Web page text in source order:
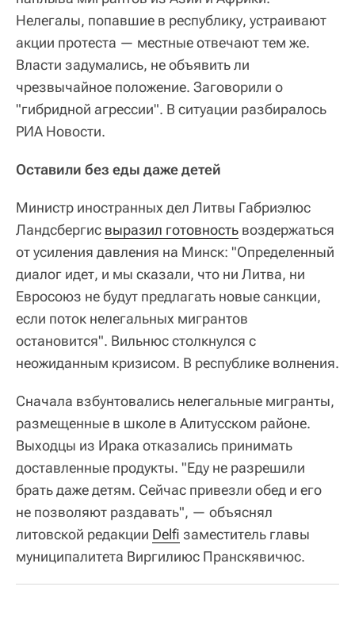
Нелегалы, попавшие в республику, устраивают
акции протеста — местные отвечают тем же.
Власти задумались, не объявить ли
чрезвычайное положение. Заговорили о
"гибридной агрессии". В ситуации разбиралось
РИА Новости.
Оставили без еды даже детей
Министр иностранных дел Литвы Габриэлюс
Ландсбергис выразил готовность воздержаться
от усиления давления на Минск: "Определенный
диалог идет, и мы сказали, что ни Литва, ни
Евросоюз не будут предлагать новые санкции,
если поток нелегальных мигрантов
остановится". Вильнюс столкнулся с
неожиданным кризисом. В республике волнения.
Сначала взбунтовались нелегальные мигранты,
размещенные в школе в Алитусском районе.
Выходцы из Ирака отказались принимать
доставленные продукты. "Еду не разрешили
брать даже детям. Сейчас привезли обед и его
не позволяют раздавать", — объяснял
литовской редакции Delfi заместитель главы
муниципалитета Виргилиюс Пранскявичюс.